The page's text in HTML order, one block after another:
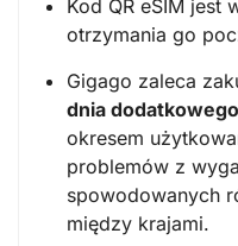
Kod QR eSIM jest
otrzymania go
Gigago zaleca
dnia
okresem
problemów z
spowodowanych
między krajami.